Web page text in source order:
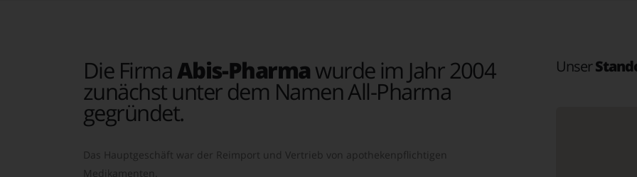
Die FirmaAbis-Pharmawurde im Jahr 2004
zunächst unter dem Namen All-Pharma
gegründet.
Das Hauptgeschäft war der Reimport und Vertrieb von apothekenpflichtigen
Medikamenten.
Unser